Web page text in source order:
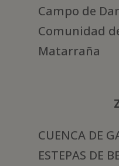
Campo de
Comunidad
Matarraña
CUENCA DE
ESTEPAS DE